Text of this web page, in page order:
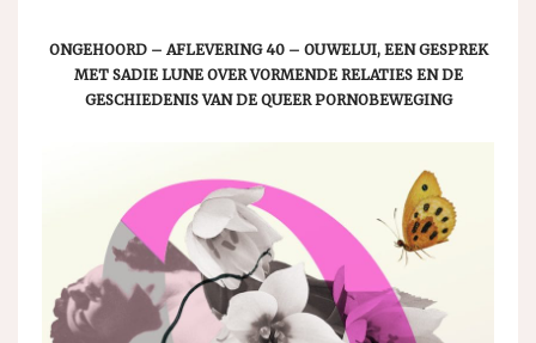
ONGEHOORD – AFLEVERING 40 – OUWELUI, EEN GESPREK
MET SADIE LUNE OVER VORMENDE RELATIES EN DE
GESCHIEDENIS VAN DE QUEER PORNOBEWEGING